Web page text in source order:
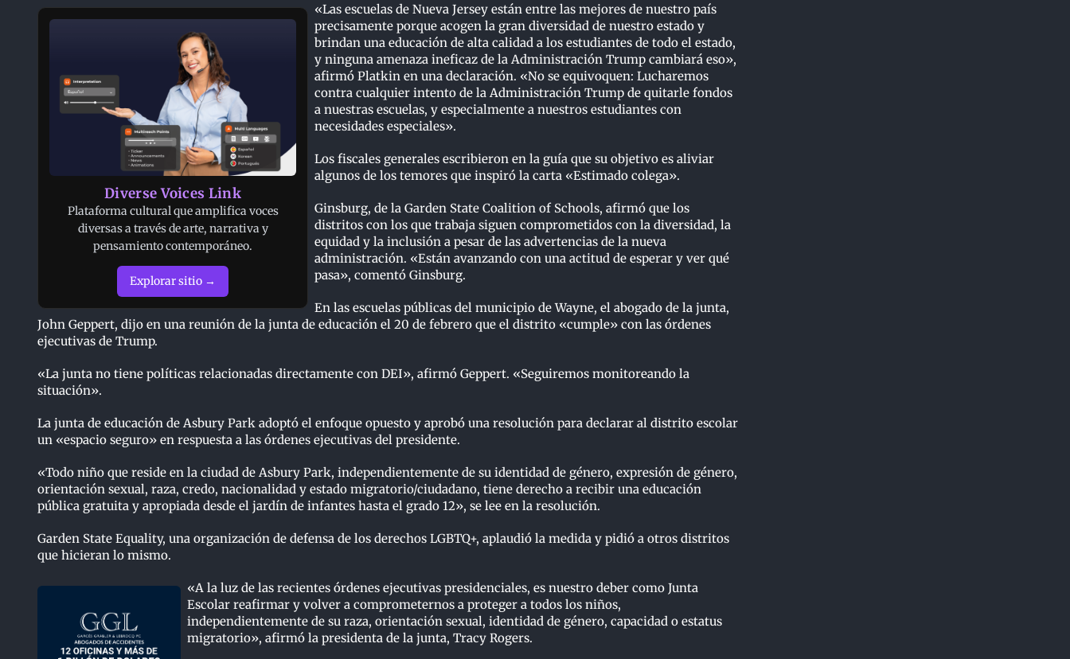
Diverse Voices Link
Plataforma cultural que amplifica voces
diversas a través de arte, narrativa y
pensamiento contemporáneo.
Explorar sitio →
«Las escuelas de Nueva Jersey están entre las mejores de nuestro país
precisamente porque acogen la gran diversidad de nuestro estado y
brindan una educación de alta calidad a los estudiantes de todo el estado,
y ninguna amenaza ineficaz de la Administración Trump cambiará eso»,
afirmó Platkin en una declaración. «No se equivoquen: Lucharemos
contra cualquier intento de la Administración Trump de quitarle fondos
a nuestras escuelas, y especialmente a nuestros estudiantes con
necesidades especiales».
Los fiscales generales escribieron en la guía que su objetivo es aliviar
algunos de los temores que inspiró la carta «Estimado colega».
Ginsburg, de la Garden State Coalition of Schools, afirmó que los
distritos con los que trabaja siguen comprometidos con la diversidad, la
equidad y la inclusión a pesar de las advertencias de la nueva
administración. «Están avanzando con una actitud de esperar y ver qué
pasa», comentó Ginsburg.
En las escuelas públicas del municipio de Wayne, el abogado de la junta,
John Geppert, dijo en una reunión de la junta de educación el 20 de febrero que el distrito «cumple» con las órdenes
ejecutivas de Trump.
«La junta no tiene políticas relacionadas directamente con DEI», afirmó Geppert. «Seguiremos monitoreando la
situación».
La junta de educación de Asbury Park adoptó el enfoque opuesto y aprobó una resolución para declarar al distrito escolar
un «espacio seguro» en respuesta a las órdenes ejecutivas del presidente.
«Todo niño que reside en la ciudad de Asbury Park, independientemente de su identidad de género, expresión de género,
orientación sexual, raza, credo, nacionalidad y estado migratorio/ciudadano, tiene derecho a recibir una educación
pública gratuita y apropiada desde el jardín de infantes hasta el grado 12», se lee en la resolución.
Garden State Equality, una organización de defensa de los derechos LGBTQ+, aplaudió la medida y pidió a otros distritos
que hicieran lo mismo.
«A la luz de las recientes órdenes ejecutivas presidenciales, es nuestro deber como Junta
Escolar reafirmar y volver a comprometernos a proteger a todos los niños,
independientemente de su raza, orientación sexual, identidad de género, capacidad o estatus
migratorio», afirmó la presidenta de la junta, Tracy Rogers.